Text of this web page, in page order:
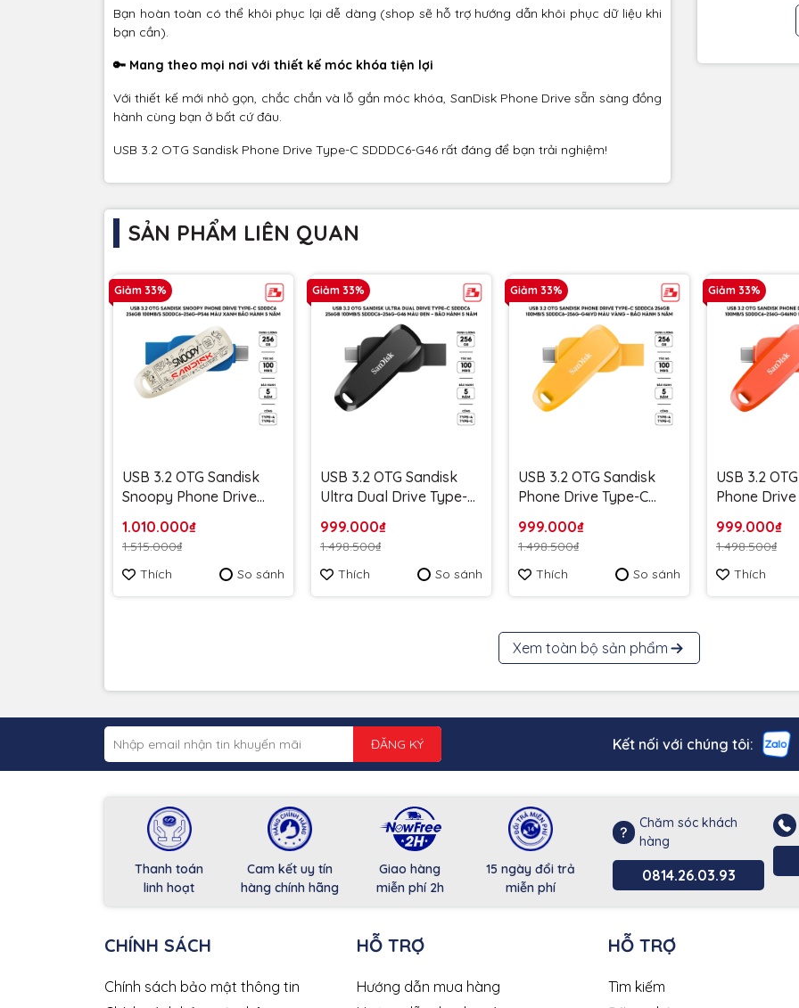
Bạn hoàn toàn có thể khôi phục lại dễ dàng (shop sẽ hỗ trợ hướng dẫn khôi phục dữ liệu khi
bạn cần).
🔑 Mang theo mọi nơi với thiết kế móc khóa tiện lợi
Với thiết kế mới nhỏ gọn, chắc chắn và lỗ gắn móc khóa, SanDisk Phone Drive sẵn sàng đồng
hành cùng bạn ở bất cứ đâu.
USB 3.2 OTG Sandisk Phone Drive Type-C SDDDC6-G46 rất đáng để bạn trải nghiệm!
SẢN PHẨM LIÊN QUAN
Giảm 33%
USB 3.2 OTG Sandisk
Snoopy Phone Drive
100MB/s SDDDC6-
256G-PS46 Màu Xanh -
Bảo hành 5 năm
1.010.000₫
1.515.000₫
Thích
So sánh
Giảm 33%
USB 3.2 OTG Sandisk
Ultra Dual Drive Type-C
100MB/s SDDDC6-
256G-G46 màu đen -
Bảo hành 5 năm
999.000₫
1.498.500₫
Thích
So sánh
Giảm 33%
USB 3.2 OTG Sandisk
Phone Drive Type-C
100MB/s SDDDC6-
256G-G46YD màu vàng -
Bảo hành 5 năm
999.000₫
1.498.500₫
Thích
So sánh
Giảm 33%
USB 3.2
Phone
100MB/s
256G-
Bảo hành 5
999.000₫
1.498.500₫
Thích
Xem toàn bộ sản phẩm
ĐĂNG KÝ Kết nối với chúng tôi:
Thanh toán
linh hoạt
Cam kết uy tín
hàng chính hãng
Giao hàng
miễn phí 2h
15 ngày đổi trả
miễn phí
Chăm sóc khách
hàng
0814.26.03.93
CHÍNH SÁCH
Chính sách bảo mật thông tin
HỖ TRỢ
Hướng dẫn mua hàng
HỖ TRỢ
Tìm kiếm